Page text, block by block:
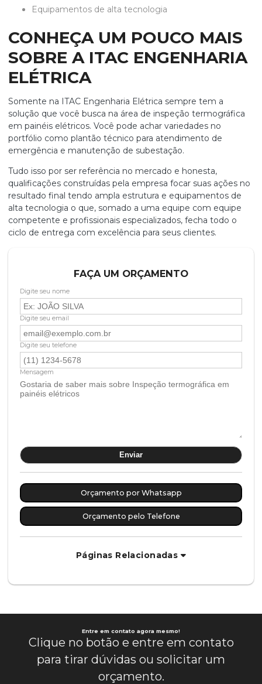
equipamentos de alta tecnologia
CONHEÇA UM POUCO MAIS
SOBRE A ITAC ENGENHARIA
ELÉTRICA
Somente na ITAC Engenharia Elétrica sempre tem a
solução que você busca na área de inspeção termográfica
em painéis elétricos. Você pode achar variedades no
portfólio como plantão técnico para atendimento de
emergência e manutenção de subestação.
Tudo isso por ser referência no mercado e honesta,
qualificações construídas pela empresa focar suas ações no
resultado final tendo ampla estrutura e equipamentos de
alta tecnologia o que, somado a uma equipe com equipe
competente e profissionais especializados, fecha todo o
ciclo de entrega com excelência para seus clientes.
FAÇA UM ORÇAMENTO
Digite seu nome
Digite seu email
Digite seu telefone
Mensagem
Orçamento por Whatsapp
Orçamento pelo Telefone
Páginas Relacionadas
Entre em contato agora mesmo!
Clique no botão e entre em contato
para tirar dúvidas ou solicitar um
orçamento.